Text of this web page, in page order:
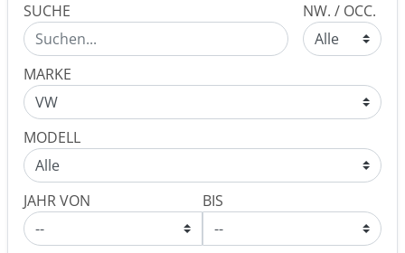
SUCHE NW. / OCC.
MARKE
MODELL
JAHR VON BIS